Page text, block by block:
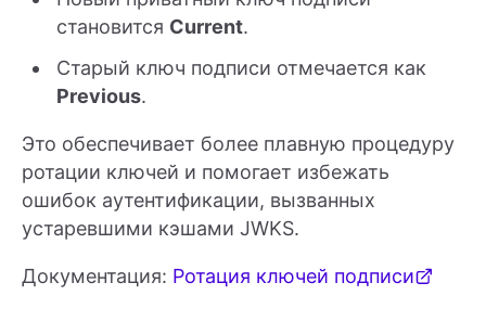
становится Current.
Старый ключ подписи отмечается как
Previous.
Это обеспечивает более плавную процедуру
ротации ключей и помогает избежать
ошибок аутентификации, вызванных
устаревшими кэшами JWKS.
Документация: Ротация ключей подписи